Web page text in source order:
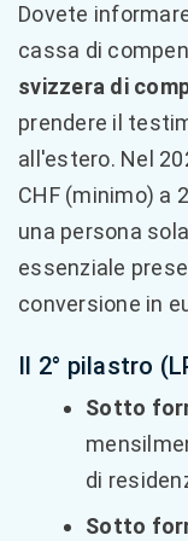
Dovete
cassa di
svizzera di
prendere il
all'estero. Nel
CHF (minimo) a
una persona
essenziale
conversione in
Il 2° pilastro
Sotto
di
Sotto